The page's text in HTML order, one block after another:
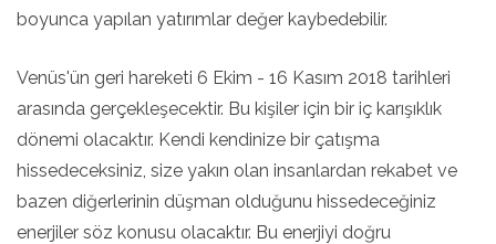
boyunca yapılan yatırımlar değer kaybedebilir.
Venüs'ün geri hareketi 6 Ekim - 16 Kasım 2018 tarihleri
arasında gerçekleşecektir. Bu kişiler için bir iç karışıklık
dönemi olacaktır. Kendi kendinize bir çatışma
hissedeceksiniz, size yakın olan insanlardan rekabet ve
bazen diğerlerinin düşman olduğunu hissedeceğiniz
enerjiler söz konusu olacaktır. Bu enerjiyi doğru